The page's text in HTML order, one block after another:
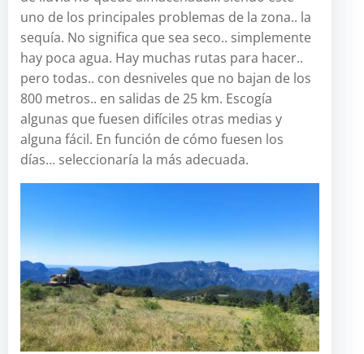
uno de los principales problemas de la zona.. la
sequía. No significa que sea seco.. simplemente
hay poca agua. Hay muchas rutas para hacer..
pero todas.. con desniveles que no bajan de los
800 metros.. en salidas de 25 km. Escogía
algunas que fuesen difíciles otras medias y
alguna fácil. En función de cómo fuesen los
días… seleccionaría la más adecuada.